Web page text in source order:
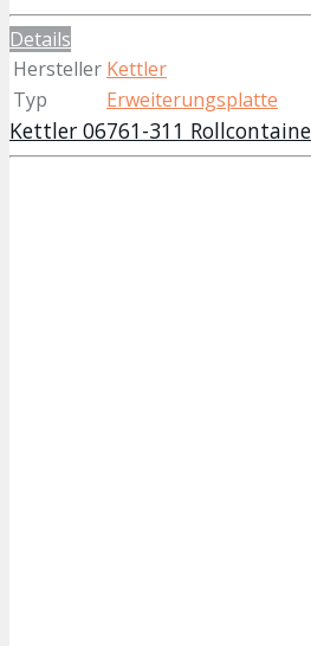
Details
Hersteller Kettler
Typ
Erweiterungsplatte
Kettler 06761-311